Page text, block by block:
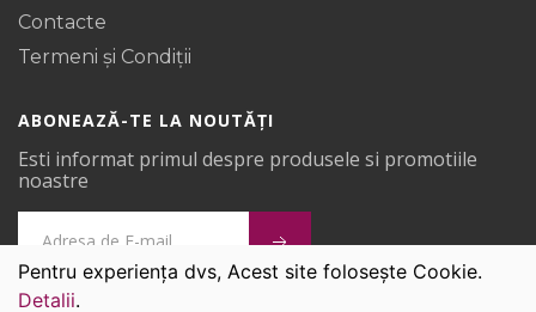
Contacte
Termeni și Condiții
ABONEAZĂ-TE LA NOUTĂȚI
Esti informat primul despre produsele si promotiile
noastre
Pentru experiența dvs, Acest site folosește Cookie.
Detalii.